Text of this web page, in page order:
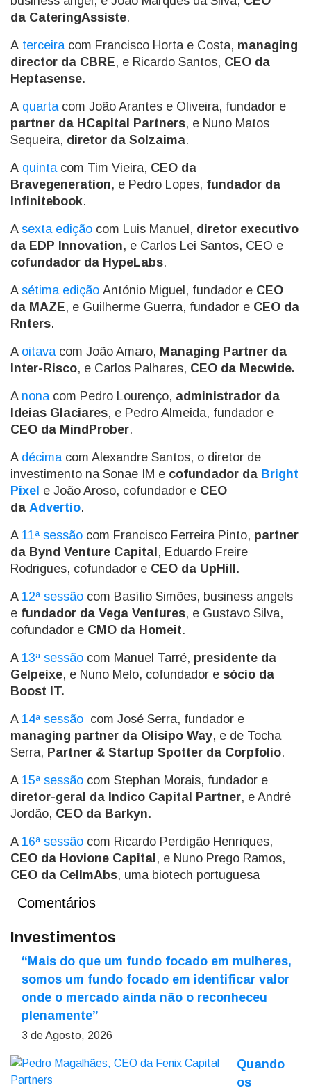
da CateringAssiste.
A terceira com Francisco Horta e Costa, managing
director da CBRE, e Ricardo Santos, CEO da
Heptasense.
A quarta com João Arantes e Oliveira, fundador e
partner da HCapital Partners, e Nuno Matos
Sequeira, diretor da Solzaima.
A quinta com Tim Vieira, CEO da
Bravegeneration, e Pedro Lopes, fundador da
Infinitebook.
A sexta edição com Luis Manuel, diretor executivo
da EDP Innovation, e Carlos Lei Santos, CEO e
cofundador da HypeLabs.
A sétima edição António Miguel, fundador e CEO
da MAZE, e Guilherme Guerra, fundador e CEO da
Rnters.
A oitava com João Amaro, Managing Partner da
Inter-Risco, e Carlos Palhares, CEO da Mecwide.
A nona com Pedro Lourenço, administrador da
Ideias Glaciares, e Pedro Almeida, fundador e
CEO da MindProber.
A décima com Alexandre Santos, o diretor de
investimento na Sonae IM e cofundador da Bright
Pixel e João Aroso, cofundador e CEO
da Advertio.
A 11ª sessão com Francisco Ferreira Pinto, partner
da Bynd Venture Capital, Eduardo Freire
Rodrigues, cofundador e CEO da UpHill.
A 12ª sessão com Basílio Simões, business angels
e fundador da Vega Ventures, e Gustavo Silva,
cofundador e CMO da Homeit.
A 13ª sessão com Manuel Tarré, presidente da
Gelpeixe, e Nuno Melo, cofundador e sócio da
Boost IT.
A 14ª sessão com José Serra, fundador e
managing partner da Olisipo Way, e de Tocha
Serra, Partner & Startup Spotter da Corpfolio.
A 15ª sessão com Stephan Morais, fundador e
diretor-geral da Indico Capital Partner, e André
Jordão, CEO da Barkyn.
A 16ª sessão com Ricardo Perdigão Henriques,
CEO da Hovione Capital, e Nuno Prego Ramos,
CEO da CellmAbs, uma biotech portuguesa
Comentários
Investimentos
“Mais do que um fundo focado em mulheres,
somos um fundo focado em identificar valor
onde o mercado ainda não o reconheceu
plenamente”
3 de Agosto, 2026
Quando
os